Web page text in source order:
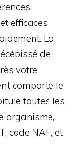
efficaces
La
de
votre
comporte le
toutes les
organisme,
code NAF, et